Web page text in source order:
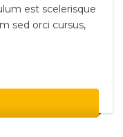
est scelerisque
sed orci cursus,